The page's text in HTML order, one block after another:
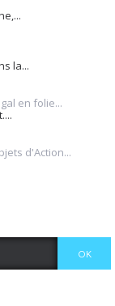
la...
en folie...
d'Action...